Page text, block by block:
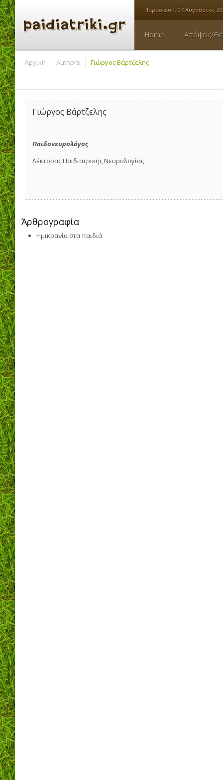
Παρασκευή, 07 Αύγουστος
Home Απόψεις/
Αρχική Authors Γιώργος Βάρτζελης
Γιώργος Βάρτζελης
Παιδονευρολόγος
Λέκτορας Παιδιατρικής Νευρολογίας
Άρθρoγραφία
Ημικρανία στα παιδιά